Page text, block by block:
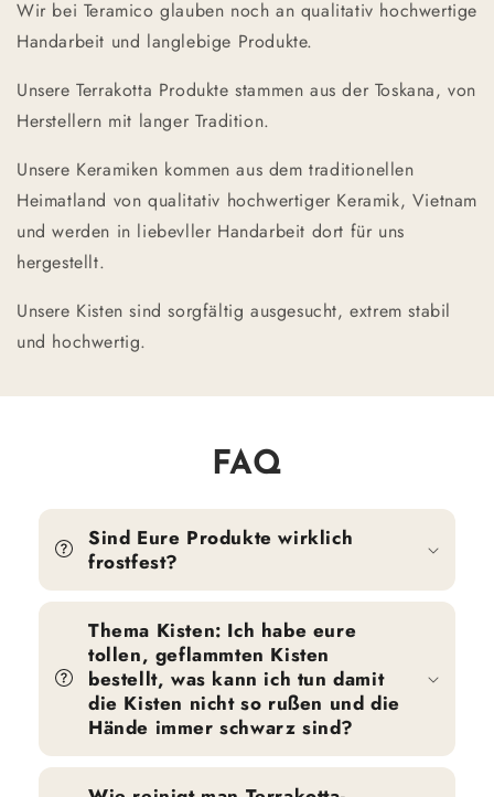
Wir bei Teramico glauben noch an qualitativ hochwertige
Handarbeit und langlebige Produkte.
Unsere Terrakotta Produkte stammen aus der Toskana, von
Herstellern mit langer Tradition.
Unsere Keramiken kommen aus dem traditionellen
Heimatland von qualitativ hochwertiger Keramik, Vietnam
und werden in liebevller Handarbeit dort für uns
hergestellt.
Unsere Kisten sind sorgfältig ausgesucht, extrem stabil
und hochwertig.
FAQ
Sind Eure Produkte wirklich
frostfest?
Thema Kisten: Ich habe eure
tollen, geflammten Kisten
bestellt, was kann ich tun damit
die Kisten nicht so rußen und die
Hände immer schwarz sind?